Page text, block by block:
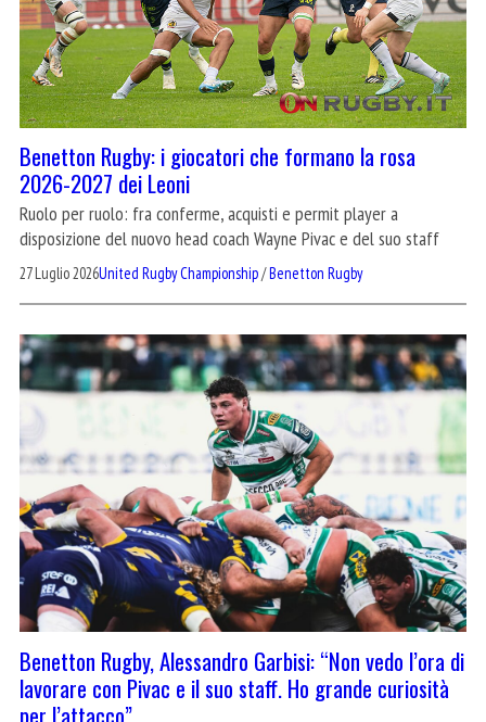
Benetton Rugby: i giocatori che formano la rosa
2026-2027 dei Leoni
Ruolo per ruolo: fra conferme, acquisti e permit player a
disposizione del nuovo head coach Wayne Pivac e del suo staff
27 Luglio 2026United Rugby Championship/Benetton Rugby
Benetton Rugby, Alessandro Garbisi: “Non vedo l’ora di
lavorare con Pivac e il suo staff. Ho grande curiosità
per l’attacco”